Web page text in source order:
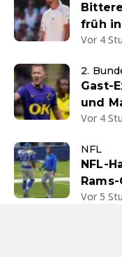
früh in
Vor 4
2.
Gast-
und
Vor 4
NFL
NFL-
Vor 5